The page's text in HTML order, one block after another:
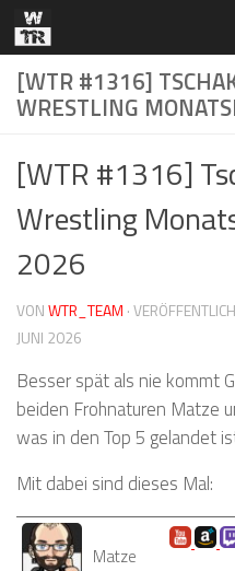
Zum Inhalt springen
[WTR #1316]
WRESTLING
[WTR #1316]
Wrestling
2026
VONWTR_TEAM ·
JUNI 2026
Besser spät als nie kommt
beiden Frohnaturen Matze
was in den Top 5 gelandet
Mit dabei sind dieses Mal:
Matze